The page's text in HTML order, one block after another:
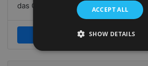
das Gebet nachdenken, was es is…
Weiterlesen
ACCEPT ALL
SHOW DETAILS